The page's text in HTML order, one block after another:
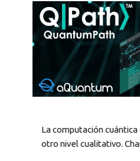
La computación
otro nivel cualitativo.